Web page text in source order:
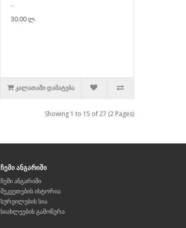
..
30.00 ლ.
ᲙᲐᲚᲐᲗᲐᲨᲘ ᲓᲐᲛᲐᲢᲔᲑᲐ
Showing 1 to 15 of 27 (2 Pages)
ჩემი ანგარიში
ჩემი ანგარიში
შეკვეთების ისტორია
სურვილების სია
სიახლეების გამოწერა